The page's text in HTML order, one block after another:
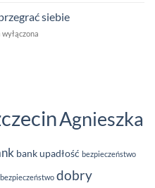
siebie
wyłączona
Agnieszka
bank upadłość bezpieczeństwo
dobry